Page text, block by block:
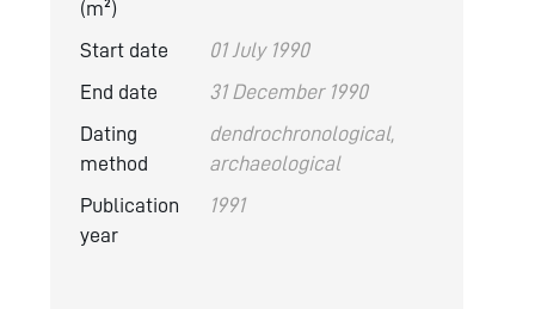
(m²)
Start date
01 July 1990
End date
31 December 1990
Dating
method
dendrochronological,
archaeological
Publication
year
1991